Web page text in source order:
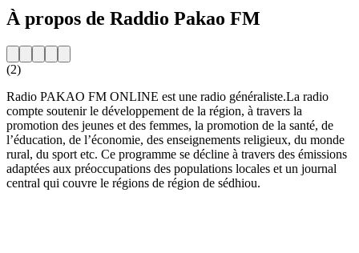
À propos de Raddio Pakao FM
(2)
Radio PAKAO FM ONLINE est une radio généraliste.La radio
compte soutenir le développement de la région, à travers la
promotion des jeunes et des femmes, la promotion de la santé, de
l’éducation, de l’économie, des enseignements religieux, du monde
rural, du sport etc. Ce programme se décline à travers des émissions
adaptées aux préoccupations des populations locales et un journal
central qui couvre le régions de région de sédhiou.